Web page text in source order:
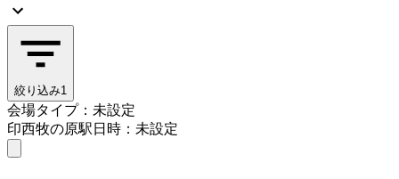
絞り込み1
会場タイプ：未設定
印西牧の原駅日時：未設定